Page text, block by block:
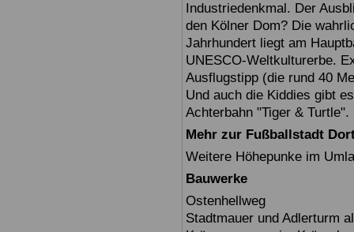
Industriedenkmal. Der
den Kölner Dom? Die
Jahrhundert liegt am
UNESCO-Weltkulturerbe.
Ausflugstipp (die rund 40
Und auch die Kiddies gibt
Achterbahn "Tiger & Turtle".
Mehr zur Fußballstadt
Weitere Höhepunke im
Bauwerke
Ostenhellweg
Stadtmauer und Adlerturm